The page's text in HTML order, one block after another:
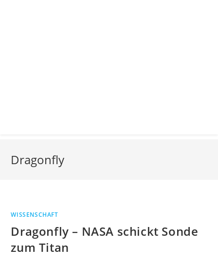
Dragonfly
WISSENSCHAFT
Dragonfly – NASA schickt Sonde
zum Titan